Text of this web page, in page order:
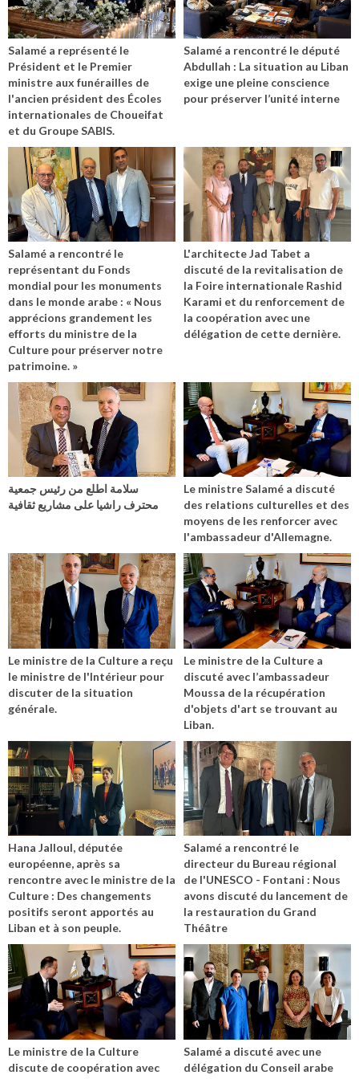
Salamé a représenté le
Président et le Premier
ministre aux funérailles de
l'ancien président des Écoles
internationales de Choueifat
et du Groupe SABIS.
Salamé a rencontré le député
Abdullah : La situation au Liban
exige une pleine conscience
pour préserver l’unité interne
Salamé a rencontré le
représentant du Fonds
mondial pour les monuments
dans le monde arabe : « Nous
apprécions grandement les
efforts du ministre de la
Culture pour préserver notre
patrimoine. »
L'architecte Jad Tabet a
discuté de la revitalisation de
la Foire internationale Rashid
Karami et du renforcement de
la coopération avec une
délégation de cette dernière.
سلامة اطلع من رئيس جمعية
محترف راشيا على مشاريع ثقافية
Le ministre Salamé a discuté
des relations culturelles et des
moyens de les renforcer avec
l'ambassadeur d'Allemagne.
Le ministre de la Culture a reçu
le ministre de l'Intérieur pour
discuter de la situation
générale.
Le ministre de la Culture a
discuté avec l’ambassadeur
Moussa de la récupération
d'objets d'art se trouvant au
Liban.
Hana Jalloul, députée
européenne, après sa
rencontre avec le ministre de la
Culture : Des changements
positifs seront apportés au
Liban et à son peuple.
Salamé a rencontré le
directeur du Bureau régional
de l'UNESCO - Fontani : Nous
avons discuté du lancement de
la restauration du Grand
Théâtre
Le ministre de la Culture
discute de coopération avec
Salamé a discuté avec une
délégation du Conseil arabe